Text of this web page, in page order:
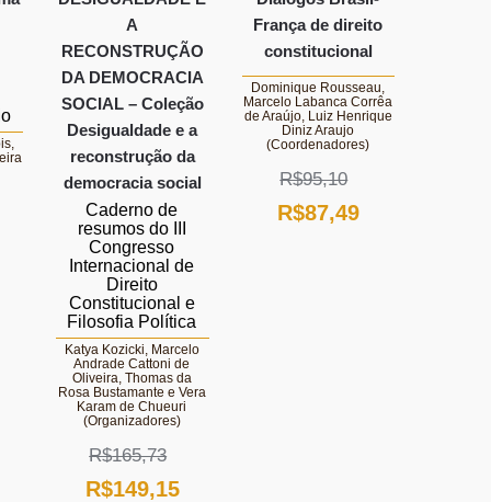
R$101,48.
A
RECONSTRUÇÃO
DA DEMOCRACIA
SOCIAL – Coleção
Desigualdade e a
reconstrução da
democracia social
Caderno de
resumos do III
Congresso
Internacional de
Direito
Constitucional e
Filosofia Política
Katya Kozicki, Marcelo
Andrade Cattoni de
Oliveira, Thomas da
Rosa Bustamante e Vera
Karam de Chueuri
(Organizadores)
R$165,73
O
R$149,15O
França de direito
constitucional
Dominique Rousseau,
Marcelo Labanca Corrêa
de Araújo, Luiz Henrique
Diniz Araujo
(Coordenadores)
R$95,10
O
R$87,49O